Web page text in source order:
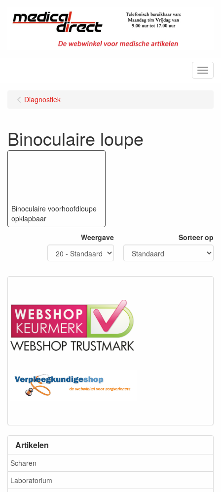
Menu
Artikelen
Scharen
Laboratorium
Diagnostiek
Binoculaire loupe
Binoculaire voorhoofdloupe
opklapbaar
Weergave
Sorteer op